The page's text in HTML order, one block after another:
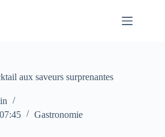
aux saveurs surprenantes
Gastronomie